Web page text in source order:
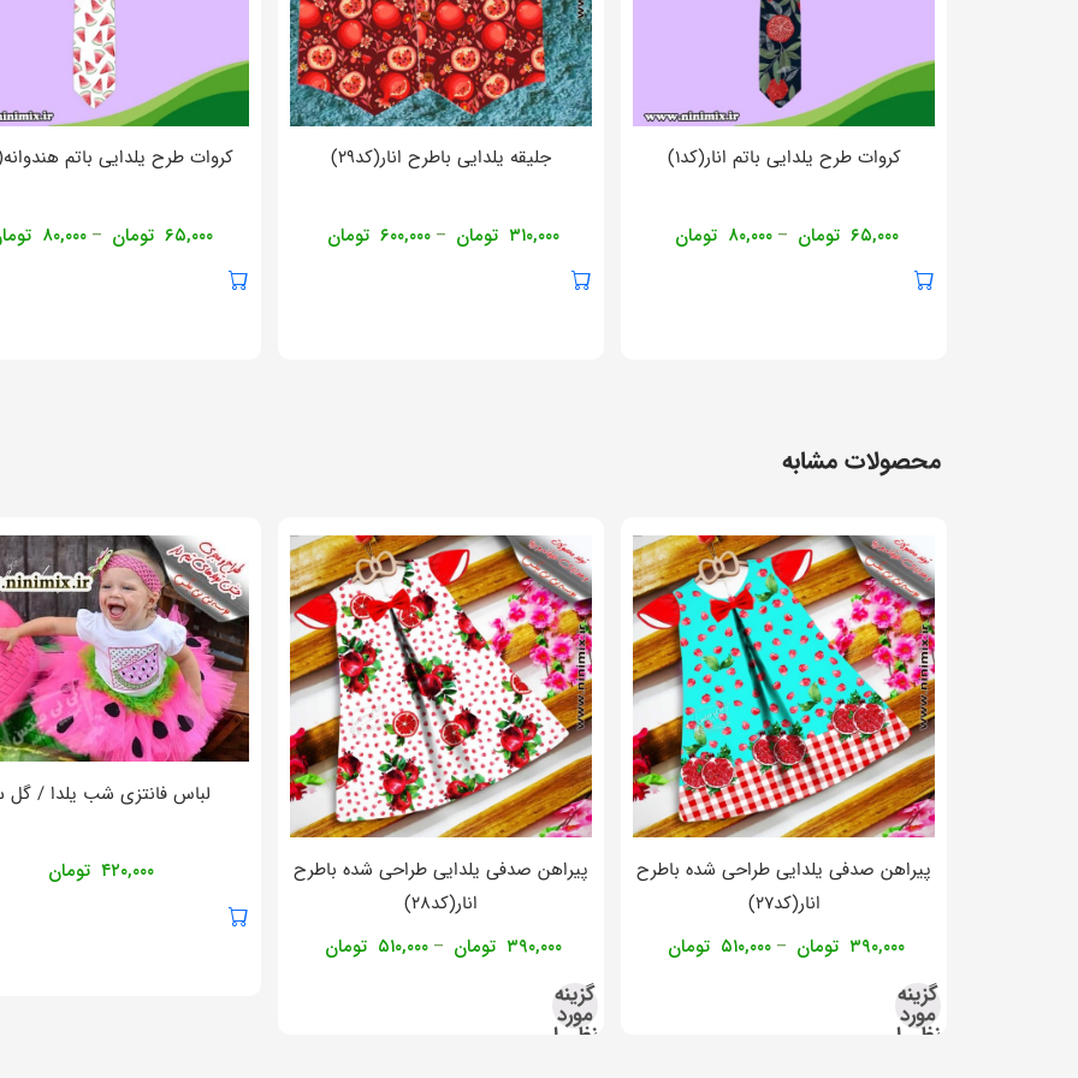
کروات طرح یلدایی باتم انار(کد۱)
۶۵,۰۰۰ تومان – ۸۰,۰۰۰ تومان
جلیقه یلدایی باطرح انار(کد۲۹)
۳۱۰,۰۰۰ تومان – ۶۰۰,۰۰۰ تومان
کروات طرح یلدایی باتم
۶۵,۰۰۰ تومان – ۸۰,۰۰۰
محصولات مشابه
پیراهن صدفی یلدایی طراحی شده باطرح
انار(کد۲۷)
۳۹۰,۰۰۰ تومان – ۵۱۰,۰۰۰ تومان
گزینه
مورد
نظر را
پیراهن صدفی یلدایی طراحی شده باطرح
انار(کد۲۸)
۳۹۰,۰۰۰ تومان – ۵۱۰,۰۰۰ تومان
گزینه
مورد
نظر را
لباس فانتزی شب یلدا / گل
۴۲۰,۰۰۰ تومان